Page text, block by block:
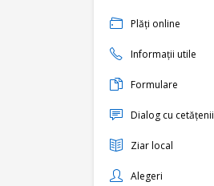
Plăți online
Informații utile
Formulare
Dialog cu cetățenii
Ziar local
Alegeri